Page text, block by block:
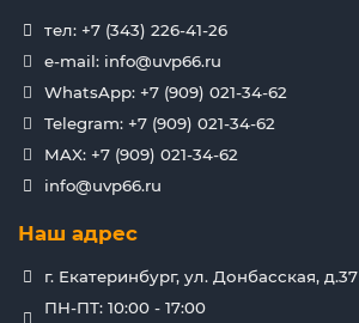
тел: +7 (343) 226-41-26
e-mail: info@uvp66.ru
WhatsApp: +7 (909) 021-34-62
Telegram: +7 (909) 021-34-62
MAX: +7 (909) 021-34-62
info@uvp66.ru
Наш адрес
г. Екатеринбург, ул. Донбасская, д.37
ПН-ПТ: 10:00 - 17:00